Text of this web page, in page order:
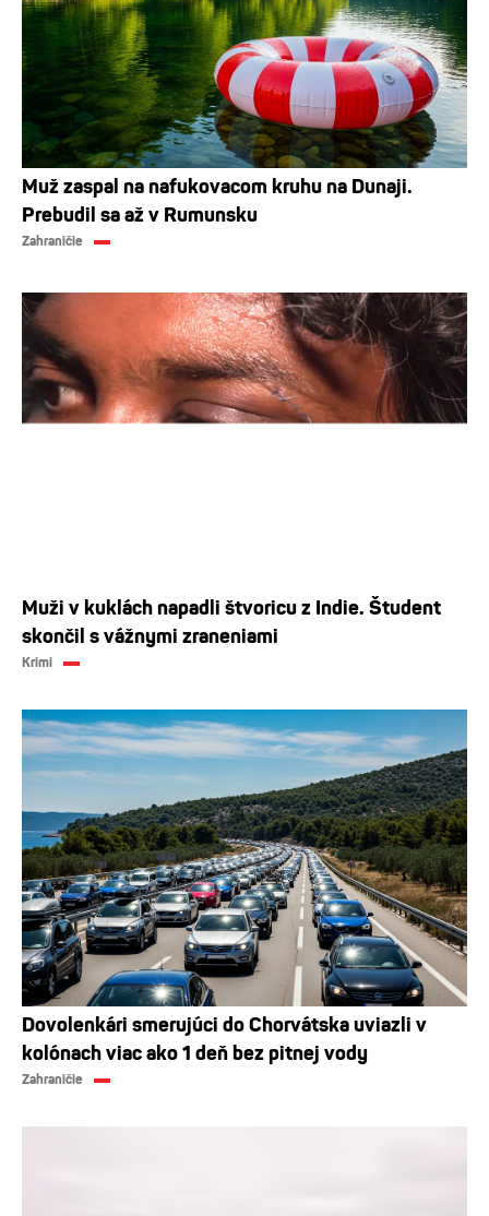
Muž zaspal na nafukovacom kruhu na Dunaji.
Prebudil sa až v Rumunsku
Zahraničie
Muži v kuklách napadli štvoricu z Indie. Študent
skončil s vážnymi zraneniami
Krimi
Dovolenkári smerujúci do Chorvátska uviazli v
kolónach viac ako 1 deň bez pitnej vody
Zahraničie